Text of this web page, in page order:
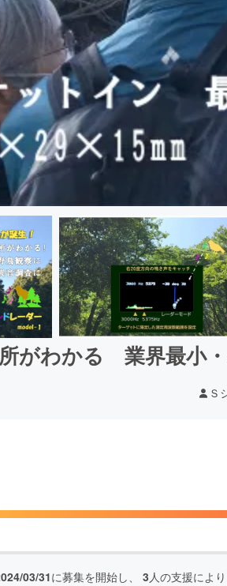
がわかる 業界最小
Ｓ
03/31に募集を開始し、 3人の支援により